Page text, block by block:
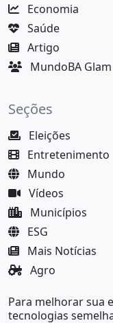
Economia
Saúde
Artigo
MundoBA Glam
Seções
Eleições
Entretenimento
Mundo
Vídeos
Municípios
ESG
Mais Notícias
Agro
MundoBA Black
Para melhorar sua
tecnologias